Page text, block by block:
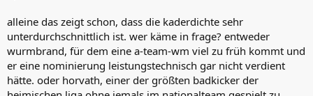
alleine das zeigt schon, dass die kaderdichte sehr
unterdurchschnittlich ist. wer käme in frage? entweder
wurmbrand, für dem eine a-team-wm viel zu früh kommt und
er eine nominierung leistungstechnisch gar nicht verdient
hätte. oder horvath, einer der größten badkicker der